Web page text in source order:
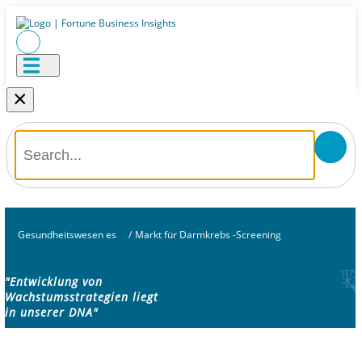
×
Gesundheitswesen es / Markt für Darmkrebs -Screening
"Entwicklung von
Wachstumsstrategien liegt
in unserer DNA"